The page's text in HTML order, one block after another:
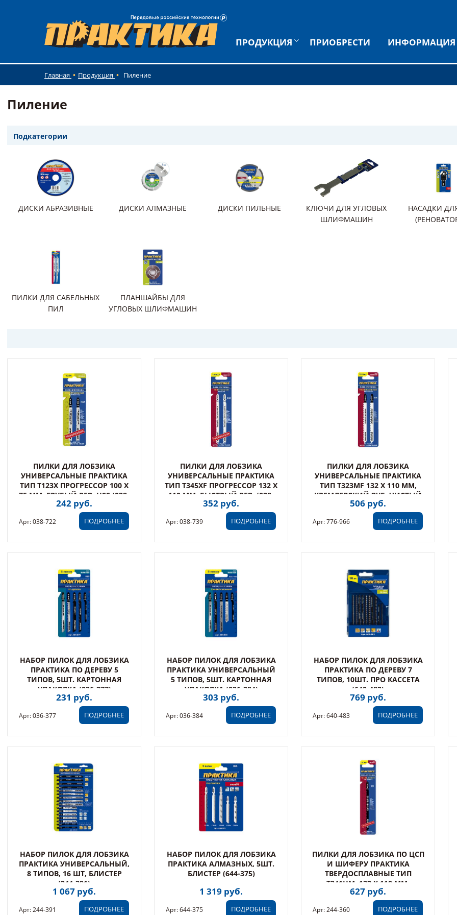
ПРОДУКЦИЯ ПРИОБРЕСТИ ИНФОРМАЦИЯ
Главная Продукция Пиление
Пиление
Подкатегории
ДИСКИ АБРАЗИВНЫЕ ДИСКИ АЛМАЗНЫЕ ДИСКИ ПИЛЬНЫЕ
КЛЮЧИ ДЛЯ УГЛОВЫХ
ШЛИФМАШИН
НАСАДКИ
ПИЛКИ ДЛЯ САБЕЛЬНЫХ
ПИЛ
ПЛАНШАЙБЫ ДЛЯ
УГЛОВЫХ ШЛИФМАШИН
ПИЛКИ ДЛЯ ЛОБЗИКА
УНИВЕРСАЛЬНЫЕ ПРАКТИКА
ТИП T123X ПРОГРЕССОР 100 Х
75 ММ, ГРУБЫЙ РЕЗ, HSS (038-
722)
242 руб.
ПОДРОБНЕЕ
Арт: 038-722
ПИЛКИ ДЛЯ ЛОБЗИКА
УНИВЕРСАЛЬНЫЕ ПРАКТИКА
ТИП T345XF ПРОГРЕССОР 132 Х
110 ММ, БЫСТРЫЙ РЕЗ, (038-
739)
352 руб.
ПОДРОБНЕЕ
Арт: 038-739
ПИЛКИ ДЛЯ ЛОБЗИКА
УНИВЕРСАЛЬНЫЕ ПРАКТИКА
ТИП T323MF 132 X 110 ММ,
КРЕМЛЕВСКИЙ ЗУБ, ЧИСТЫЙ
(776-966)
506 руб.
ПОДРОБНЕЕ
Арт: 776-966
НАБОР ПИЛОК ДЛЯ ЛОБЗИКА
ПРАКТИКА ПО ДЕРЕВУ 5
ТИПОВ, 5ШТ. КАРТОННАЯ
УПАКОВКА (036-377)
231 руб.
ПОДРОБНЕЕ
Арт: 036-377
НАБОР ПИЛОК ДЛЯ ЛОБЗИКА
ПРАКТИКА УНИВЕРСАЛЬНЫЙ
5 ТИПОВ, 5ШТ. КАРТОННАЯ
УПАКОВКА (036-384)
303 руб.
ПОДРОБНЕЕ
Арт: 036-384
НАБОР ПИЛОК ДЛЯ ЛОБЗИКА
ПРАКТИКА ПО ДЕРЕВУ 7
ТИПОВ, 10ШТ. ПРО КАССЕТА
(640-483)
769 руб.
ПОДРОБНЕЕ
Арт: 640-483
НАБОР ПИЛОК ДЛЯ ЛОБЗИКА
ПРАКТИКА УНИВЕРСАЛЬНЫЙ,
8 ТИПОВ, 16 ШТ, БЛИСТЕР
(244-391)
1 067 руб.
ПОДРОБНЕЕ
Арт: 244-391
НАБОР ПИЛОК ДЛЯ ЛОБЗИКА
ПРАКТИКА АЛМАЗНЫХ, 5ШТ.
БЛИСТЕР (644-375)
1 319 руб.
ПОДРОБНЕЕ
Арт: 644-375
ПИЛКИ ДЛЯ ЛОБЗИКА ПО ЦСП
И ШИФЕРУ ПРАКТИКА
ТВЕРДОСПЛАВНЫЕ ТИП
T341HM, 132 Х 110 ММ,
БЫСТРЫ (244-360)
627 руб.
ПОДРОБНЕЕ
Арт: 244-360